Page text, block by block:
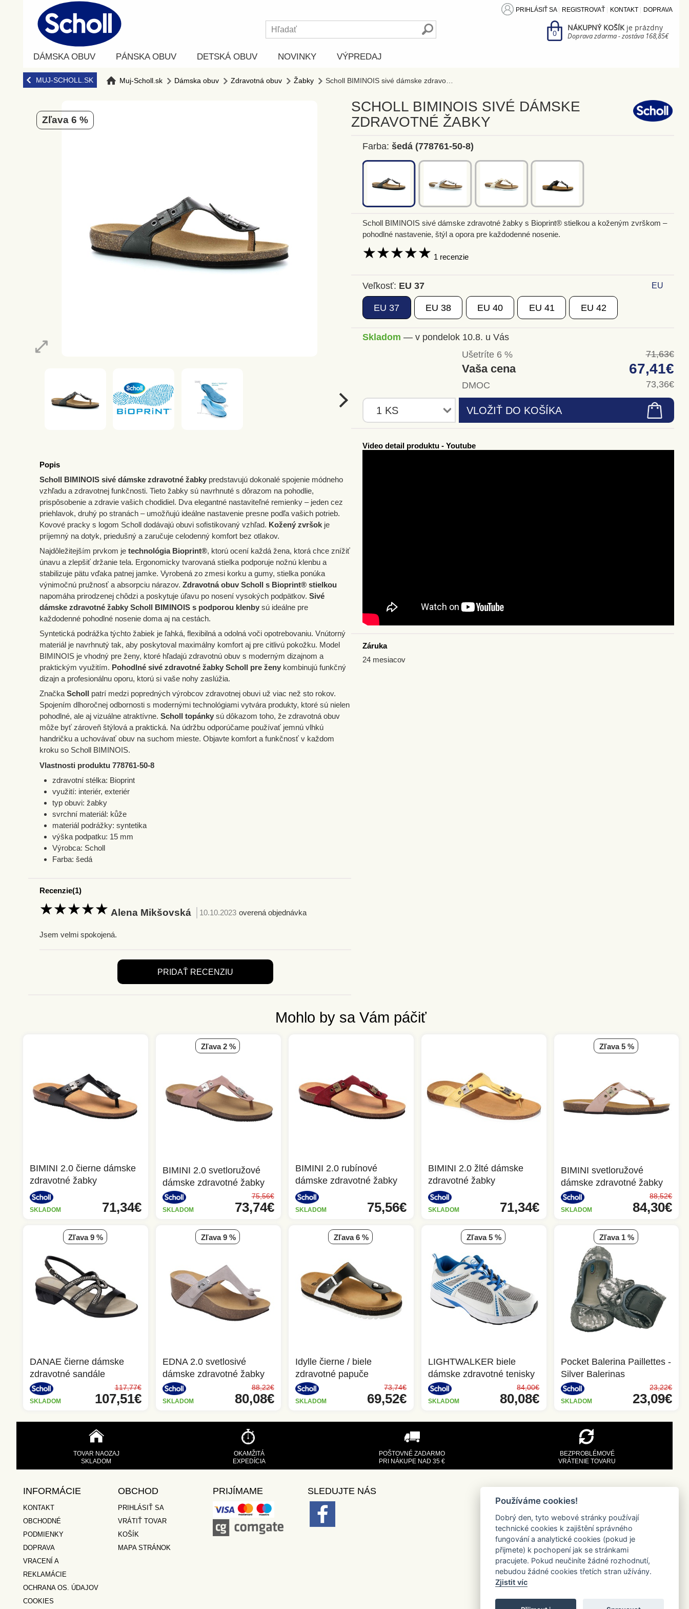
PRIHLÁSIŤ SA REGISTROVAŤ KONTAKT DOPRAVA
0
NÁKUPNÝ KOŠÍK je prázdny
Doprava zdarma - zostáva 168,85€
DÁMSKA OBUV PÁNSKA OBUV DETSKÁ OBUV NOVINKY VÝPREDAJ
MUJ-SCHOLL.SK Muj-Scholl.sk Dámska obuv Zdravotná obuv Žabky
zľava 6 %
Popis
Scholl BIMINOIS sivé dámske zdravotné žabky predstavujú dokonalé spojenie módneho
vzhľadu a zdravotnej funkčnosti. Tieto žabky sú navrhnuté s dôrazom na pohodlie,
prispôsobenie a zdravie vašich chodidiel. Dva elegantné nastaviteľné remienky – jeden cez
priehlavok, druhý po stranách – umožňujú ideálne nastavenie presne podľa vašich potrieb.
Kovové pracky s logom Scholl dodávajú obuvi sofistikovaný vzhľad. Kožený zvršok je
príjemný na dotyk, priedušný a zaručuje celodenný komfort bez otlakov.
Najdôležitejším prvkom jetechnológia Bioprint®, ktorú ocení každá žena, ktorá chce znížiť
únavu a zlepšiť držanie tela. Ergonomicky tvarovaná stielka podporuje nožnú klenbu a
stabilizuje pätu vďaka patnej jamke. Vyrobená zo zmesi korku a gumy, stielka ponúka
výnimočnú pružnosť a absorpciu nárazov.Zdravotná obuv Scholl s Bioprint® stielkou
napomáha prirodzenej chôdzi a poskytuje úľavu po nosení vysokých podpätkov.Sivé
dámske zdravotné žabky Scholl BIMINOIS s podporou klenby sú ideálne pre
každodenné pohodlné nosenie doma aj na cestách.
Syntetická podrážka týchto žabiek je ľahká, flexibilná a odolná voči opotrebovaniu. Vnútorný
materiál je navrhnutý tak, aby poskytoval maximálny komfort aj pre citlivú pokožku. Model
BIMINOIS je vhodný pre ženy, ktoré hľadajú zdravotnú obuv s moderným dizajnom a
praktickým využitím. Pohodlné sivé zdravotné žabky Scholl pre ženy kombinujú funkčný
dizajn a profesionálnu oporu, ktorú si vaše nohy zaslúžia.
ZnačkaScholl patrí medzi popredných výrobcov zdravotnej obuvi už viac než sto rokov.
Spojením dlhoročnej odbornosti s modernými technológiami vytvára produkty, ktoré sú nielen
pohodlné, ale aj vizuálne atraktívne.Scholl topánky sú dôkazom toho, že zdravotná obuv
môže byť zároveň štýlová a praktická. Na údržbu odporúčame používať jemnú vlhkú
handričku a uchovávať obuv na suchom mieste. Objavte komfort a funkčnosť v každom
kroku so Scholl BIMINOIS.
Vlastnosti produktu 778761-50-8
zdravotní stélka: Bioprint
využití: interiér, exteriér
typ obuvi: žabky
svrchní materiál: kůže
materiál podrážky: syntetika
výška podpatku: 15 mm
Výrobca: Scholl
Farba: šedá
Recenzie(1)
Alena Mikšovská 10.10.2023 overená objednávka
Jsem velmi spokojená.
PRIDAŤ RECENZIU
SCHOLL BIMINOIS SIVÉ DÁMSKE
ZDRAVOTNÉ ŽABKY
Farba: šedá (778761-50-8)
Scholl BIMINOIS sivé dámske zdravotné žabky s Bioprint® stielkou a koženým zvrškom –
pohodlné nastavenie, štýl a opora pre každodenné nosenie.
1 recenzie
Veľkosť: EU 37 EU
EU 37 EU38 EU 40 EU 41 EU 42
Skladom — v pondelok 10.8. u Vás
Ušetríte 6 %
Vaša cena 67,41€
DMOC 73,36€
71,63€
Video detail produktu - Youtube
Záruka
24 mesiacov
Mohlo by sa Vám páčiť
BIMINI 2.0 čierne dámske
zdravotné žabky
71,34€
SKLADOM
zľava 2 %
BIMINI 2.0 svetloružové
dámske zdravotné žabky
75,56€
73,74€
SKLADOM
BIMINI 2.0 rubínové
dámske zdravotné žabky
75,56€
SKLADOM
BIMINI 2.0 žlté dámske
zdravotné žabky
71,34€
SKLADOM
zľava 5 %
BIMINI svetloružové
dámske zdravotné žabky
88,52€
84,30€
SKLADOM
zľava 9 %
DANAE čierne dámske
zdravotné sandále
117,77€
107,51€
SKLADOM
zľava 9 %
EDNA 2.0 svetlosivé
dámske zdravotné žabky
88,22€
80,08€
SKLADOM
zľava 6 %
Idylle čierne / biele
zdravotné papuče
73,74€
69,52€
SKLADOM
zľava 5 %
LIGHTWALKER biele
dámske zdravotné tenisky
84,00€
80,08€
SKLADOM
zľava 1 %
Pocket Balerina Paillettes -
Silver Balerinas
23,22€
23,09€
SKLADOM
TOVAR NAOZAJ
SKLADOM
OKAMŽITÁ
EXPEDÍCIA
POŠTOVNÉ ZADARMO
PRI NÁKUPE NAD 35 €
BEZPROBLÉMOVÉ
VRÁTENIE TOVARU
INFORMÁCIE
KONTAKT
OBCHODNÉ
PODMIENKY
DOPRAVA
VRACENÍ A
REKLAMÁCIE
OCHRANA OS. ÚDAJOV
COOKIES
OBCHOD
PRIHLÁSIŤ SA
VRÁTIŤ TOVAR
KOŠÍK
MAPA STRÁNOK
PRIJÍMAME
SLEDUJTE NÁS
Používáme cookies!
Dobrý den, tyto webové stránky používají
technické cookies k zajištění správného
fungování a analytické cookies (pokud je
přijmete) k pochopení jak se stránkami
pracujete. Pokud neučiníte žádné rozhodnutí,
nebudou žádné cookies třetích stran užívány.
Zjistit víc